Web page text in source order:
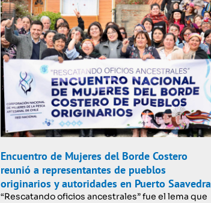
Encuentro de Mujeres del Borde Costero
reunió a representantes de pueblos
originarios y autoridades en Puerto Saavedra
“Rescatando oficios ancestrales” fue el lema que